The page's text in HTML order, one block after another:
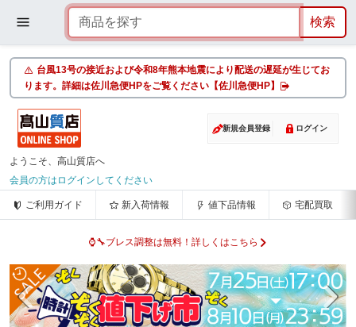
台風13号の接近および令和8年熊本地震により配送の遅延が生じてお
ります。詳細は佐川急便HPをご覧ください【佐川急便HP】
新規会員登録 ログイン
ようこそ、高山質店へ
会員の方はログインしてください
ご利用ガイド 新入荷情報 値下品情報 宅配買取
⌚🔧ブレス調整は無料！詳しくはこちら